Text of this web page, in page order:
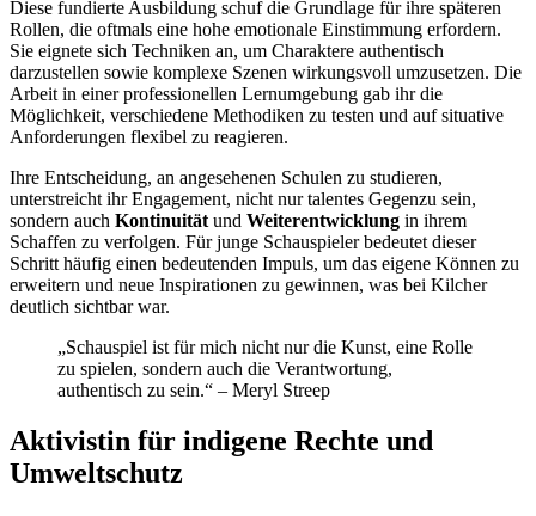
Diese fundierte Ausbildung schuf die Grundlage für ihre späteren
Rollen, die oftmals eine hohe emotionale Einstimmung erfordern.
Sie eignete sich Techniken an, um Charaktere authentisch
darzustellen sowie komplexe Szenen wirkungsvoll umzusetzen. Die
Arbeit in einer professionellen Lernumgebung gab ihr die
Möglichkeit, verschiedene Methodiken zu testen und auf situative
Anforderungen flexibel zu reagieren.
Ihre Entscheidung, an angesehenen Schulen zu studieren,
unterstreicht ihr Engagement, nicht nur talentes Gegenzu sein,
sondern auch Kontinuität und Weiterentwicklung in ihrem
Schaffen zu verfolgen. Für junge Schauspieler bedeutet dieser
Schritt häufig einen bedeutenden Impuls, um das eigene Können zu
erweitern und neue Inspirationen zu gewinnen, was bei Kilcher
deutlich sichtbar war.
„Schauspiel ist für mich nicht nur die Kunst, eine Rolle
zu spielen, sondern auch die Verantwortung,
authentisch zu sein.“ – Meryl Streep
Aktivistin für indigene Rechte und
Umweltschutz